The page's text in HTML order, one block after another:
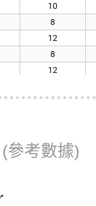
10
8
12
8
12
13
9
(參考數據)